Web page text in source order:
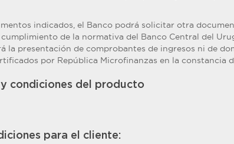
indicados, el Banco podrá solicitar otra
de la normativa del Banco Central del
la presentación de comprobantes de ingresos ni de
por República Microfinanzas en la constancia
condiciones del producto
para el cliente: